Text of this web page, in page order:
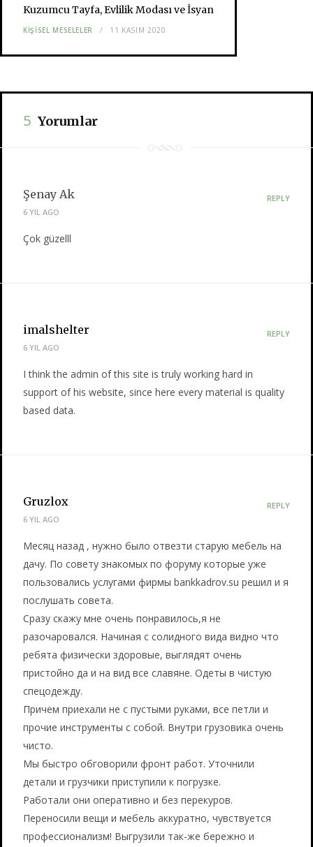
Kuzumcu Tayfa, Evlilik Modası ve İsyan
KIŞISEL MESELELER 11 KASIM 2020
5 Yorumlar
Şenay Ak
6 YIL AGO
REPLY
Çok güzelll
imalshelter
6 YIL AGO
REPLY
I think the admin of this site is truly working hard in
support of his website, since here every material is quality
based data.
Gruzlox
6 YIL AGO
REPLY
Месяц назад , нужно было отвезти старую мебель на
дачу. По совету знакомых по форуму которые уже
пользовались услугами фирмы bankkadrov.su решил и я
послушать совета.
Сразу скажу мне очень понравилось,я не
разочаровался. Начиная с солидного вида видно что
ребята физически здоровые, выглядят очень
пристойно да и на вид все славяне. Одеты в чистую
спецодежду.
Причем приехали не с пустыми руками, все петли и
прочие инструменты c собой. Внутри грузовика очень
чисто.
Мы быстро обговорили фронт работ. Уточнили
детали и грузчики приступили к погрузке.
Работали они оперативно и без перекуров.
Переносили вещи и мебель аккуратно, чувствуется
профессионализм! Выгрузили так-же бережно и